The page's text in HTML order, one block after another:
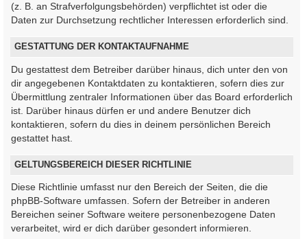
(z. B. an Strafverfolgungsbehörden) verpflichtet ist oder die
Daten zur Durchsetzung rechtlicher Interessen erforderlich sind.
GESTATTUNG DER KONTAKTAUFNAHME
Du gestattest dem Betreiber darüber hinaus, dich unter den von
dir angegebenen Kontaktdaten zu kontaktieren, sofern dies zur
Übermittlung zentraler Informationen über das Board erforderlich
ist. Darüber hinaus dürfen er und andere Benutzer dich
kontaktieren, sofern du dies in deinem persönlichen Bereich
gestattet hast.
GELTUNGSBEREICH DIESER RICHTLINIE
Diese Richtlinie umfasst nur den Bereich der Seiten, die die
phpBB-Software umfassen. Sofern der Betreiber in anderen
Bereichen seiner Software weitere personenbezogene Daten
verarbeitet, wird er dich darüber gesondert informieren.